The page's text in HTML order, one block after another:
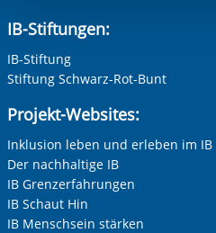
Einwilligung.
IB-Stiftungen:
IB-Stiftung
Stiftung Schwarz-Rot-Bunt
Projekt-Websites:
Inklusion leben und erleben im IB
Der nachhaltige IB
IB Grenzerfahrungen
IB Schaut Hin
IB Menschsein stärken